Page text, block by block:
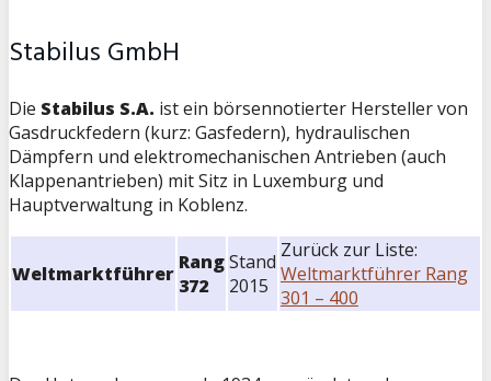
Stabilus GmbH
Die Stabilus S.A. ist ein börsennotierter Hersteller von
Gasdruckfedern (kurz: Gasfedern), hydraulischen
Dämpfern und elektromechanischen Antrieben (auch
Klappenantrieben) mit Sitz in Luxemburg und
Hauptverwaltung in Koblenz.
Weltmarktführer Rang
372
Stand
2015
Zurück zur Liste:
Weltmarktführer Rang
301 – 400